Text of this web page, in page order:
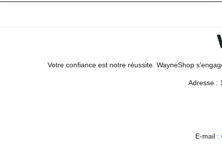
Votre confiance est notre réussite. WayneShop
Adresse :
E-mail :